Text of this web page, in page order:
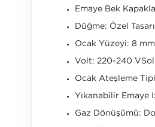
Emaye Bek
Düğme: Özel
Ocak Yüzeyi: 8 mm
Volt: 220-240 VSol
Ocak Ateşleme
Yıkanabilir Emaye
Gaz Dönüşümü: